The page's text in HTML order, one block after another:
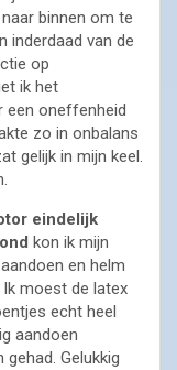
binnen om te
inderdaad van de
op
ik het
een oneffenheid
zo in onbalans
gelijk in mijn keel.
eindelijk
kon ik mijn
en helm
moest de latex
echt heel
aandoen
Gelukkig